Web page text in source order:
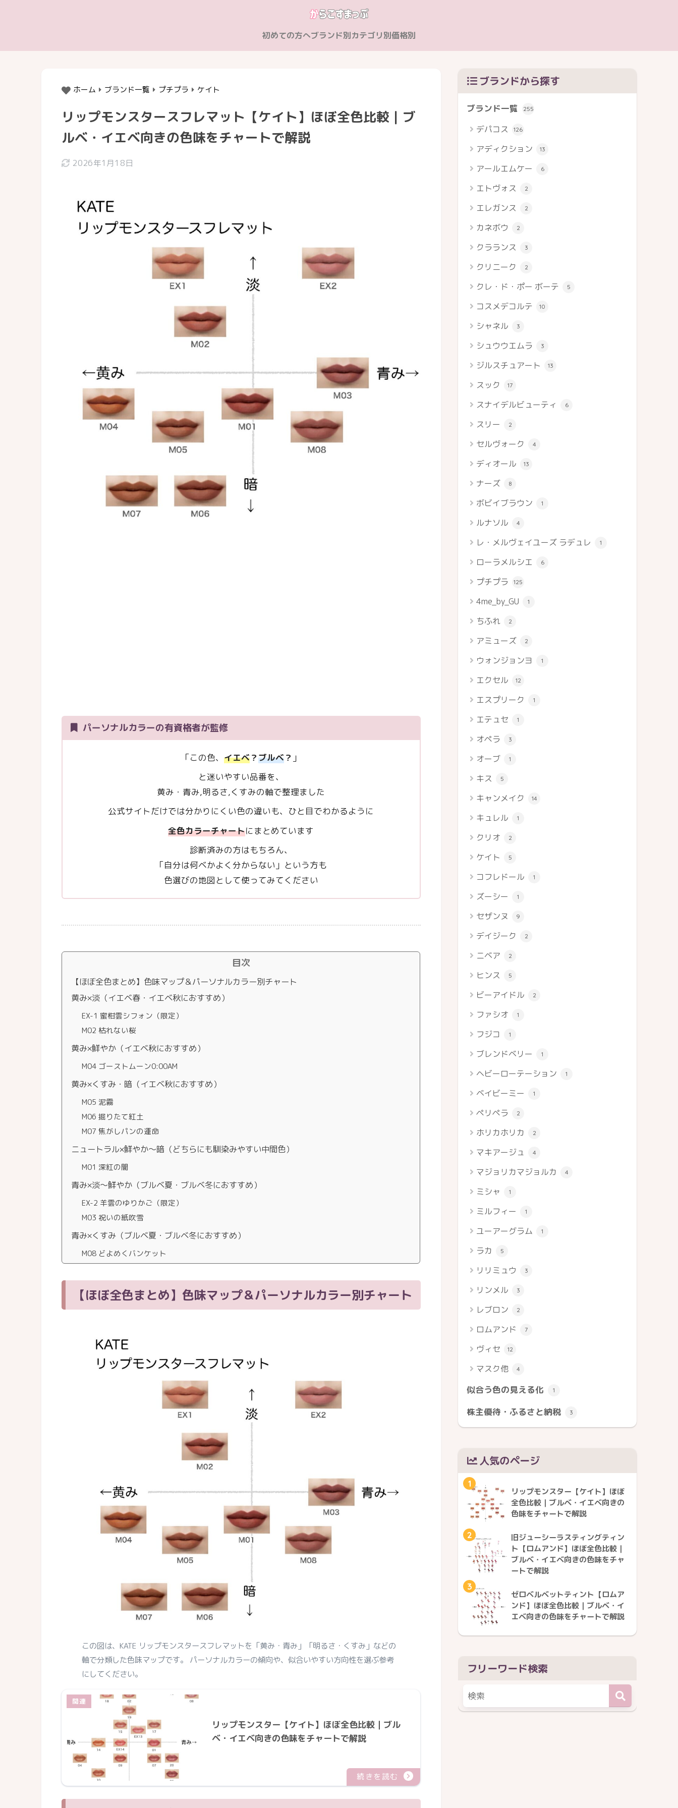
初めての方へブランド別カテゴリ別価格別
ホーム ブランド一覧 プチプラ ケイト
リップモンスタースフレマット【ケイト】ほぼ全色比較｜ブ
ルベ・イエベ向きの色味をチャートで解説
2026年1月18日
パーソナルカラーの有資格者が監修
「この色、 イエベ？ブルベ？ 」
と迷いやすい品番を、
黄み・青み,明るさ,くすみの軸で整理ました
公式サイトだけでは分かりにくい色の違いも、ひと目でわかるように
全色カラーチャートにまとめています
診断済みの方はもちろん、
「自分は何ベかよく分からない」という方も
色選びの地図として使ってみてください
目次
【ほぼ全色まとめ】色味マップ＆パーソナルカラー別チャート
黄み×淡（イエベ春・イエベ秋におすすめ）
EX-1 蜜柑雲シフォン（限定）
M02 枯れない桜
黄み×鮮やか（イエベ秋におすすめ）
M04 ゴーストムーン0:00AM
黄み×くすみ・暗（イエベ秋におすすめ）
M05 泥霧
M06 掘りたて紅土
M07 焦がしパンの運命
ニュートラル×鮮やか〜暗（どちらにも馴染みやすい中間色）
M01 深紅の闇
青み×淡〜鮮やか（ブルベ夏・ブルベ冬におすすめ）
EX-2 羊雲のゆりかご（限定）
M03 祝いの紙吹雪
青み×くすみ（ブルベ夏・ブルベ冬におすすめ）
M08 どよめくバンケット
【ほぼ全色まとめ】色味マップ＆パーソナルカラー別チャート
この図は、KATE リップモンスタースフレマットを「黄み・青み」「明るさ・くすみ」などの
軸で分類した色味マップです。 パーソナルカラーの傾向や、似合いやすい方向性を選ぶ参考
にしてください。
リップモンスター【ケイト】ほぼ全色比較｜ブル
ベ・イエベ向きの色味をチャートで解説
ブランドから探す
ブランド一覧 255
デパコス 126
アディクション 13
アールエムケー 6
エトヴォス 2
エレガンス 2
カネボウ 2
クラランス 3
クリニーク 2
クレ・ド・ポー ボーテ 5
コスメデコルテ 10
シャネル 3
シュウウエムラ 3
ジルスチュアート 13
スック 17
スナイデルビューティ 6
スリー 2
セルヴォーク 4
ディオール 13
ナーズ 8
ボビイブラウン 1
ルナソル 4
レ・メルヴェイユーズ ラデュレ 1
ローラメルシエ 6
プチプラ 125
4me_by_GU 1
ちふれ 2
アミューズ 2
ウォンジョンヨ 1
エクセル 12
エスプリーク 1
エテュセ 1
オペラ 3
オーブ 1
キス 5
キャンメイク 14
キュレル 1
クリオ 2
ケイト 5
コフレドール 1
ズーシー 1
セザンヌ 9
デイジーク 2
ニベア 2
ヒンス 5
ビーアイドル 2
ファシオ 1
フジコ 1
ブレンドベリー 1
ヘビーローテーション 1
ベイビーミー 1
ペリペラ 2
ホリカホリカ 2
マキアージュ 4
マジョリカマジョルカ 4
ミシャ 1
ミルフィー 1
ユーアーグラム 1
ラカ 5
リリミュウ 3
リンメル 3
レブロン 2
ロムアンド 7
ヴィセ 12
マスク他 4
似合う色の見える化 1
株主優待・ふるさと納税 3
人気のページ
1
リップモンスター【ケイト】ほぼ
全色比較｜ブルベ・イエベ向きの
色味をチャートで解説
2
旧ジューシーラスティングティン
ト【ロムアンド】ほぼ全色比較｜
ブルベ・イエベ向きの色味をチャ
ートで解説
3
ゼロベルベットティント【ロムア
ンド】ほぼ全色比較｜ブルベ・イ
エベ向きの色味をチャートで解説
フリーワード検索